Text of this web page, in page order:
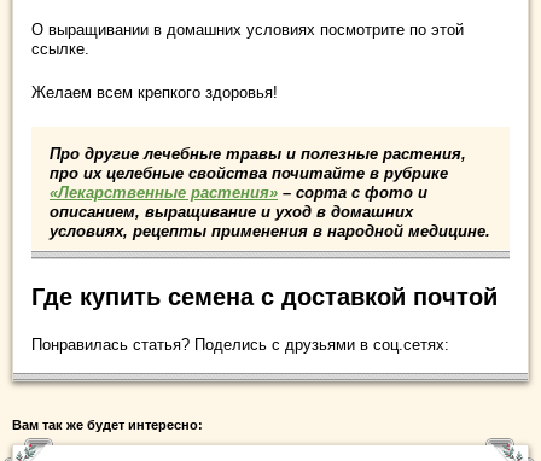
О выращивании в домашних условиях посмотрите по этой
ссылке
Желаем всем крепкого здоровья!
Про другие лечебные травы и полезные растения,
про их целебные свойства почитайте в рубрике
«Лекарственные растения» – сорта с фото и
описанием, выращивание и уход в домашних
условиях, рецепты применения в народной медицине.
Где купить семена с доставкой почтой
Понравилась статья? Поделись с друзьями в соц.сетях:
Вам так же будет интересно: